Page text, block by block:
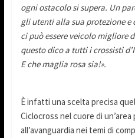
ogni ostacolo si supera. Un
gli utenti alla sua protezione e
ci può essere veicolo migliore
questo dico a tutti i crossisti
E che maglia rosa sia!».
È infatti una scelta precisa
Ciclocross nel cuore di
all’avanguardia nei temi di